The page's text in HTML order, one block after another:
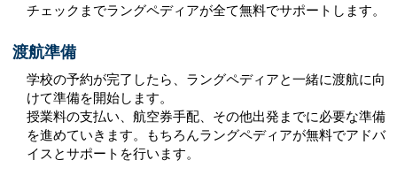
チェックまでラングペディアが全て無料でサポートします。
渡航準備
学校の予約が完了したら、ラングペディアと一緒に渡航に向
けて準備を開始します。
授業料の支払い、航空券手配、その他出発までに必要な準備
を進めていきます。もちろんラングペディアが無料でアドバ
イスとサポートを行います。